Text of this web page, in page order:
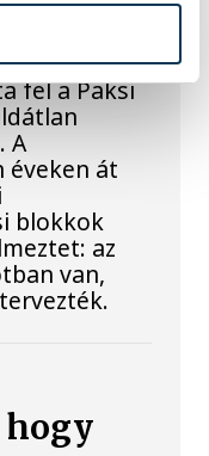
egykori
Egonnak
fel a Paksi
A
éveken át
blokkok
az
van,
hogy